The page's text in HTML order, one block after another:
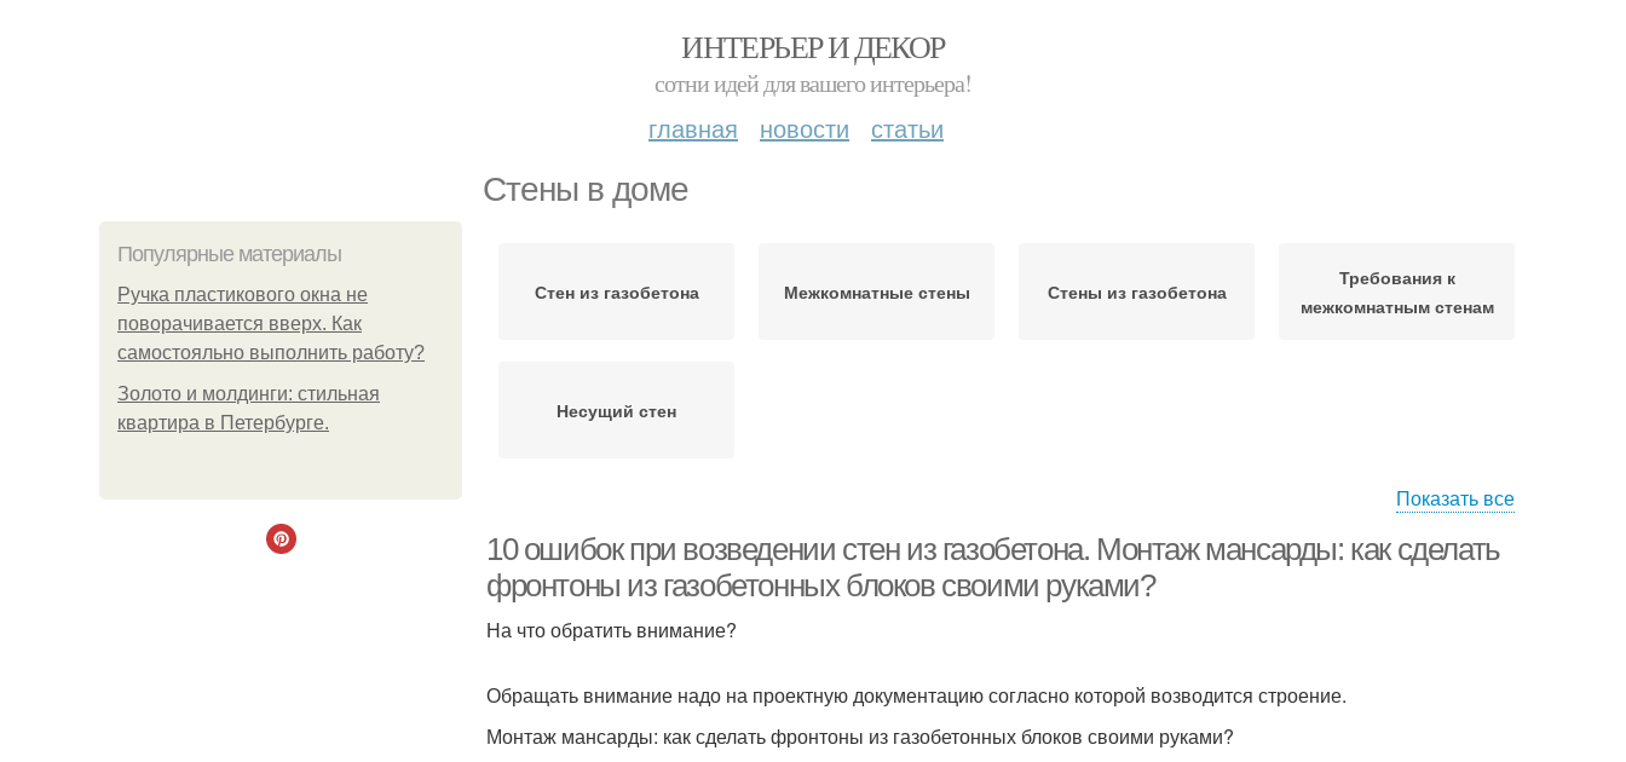
ИНТЕРЬЕР И ДЕКОР
сотни идей для вашего интерьера!
главная новости статьи
Стены в доме
Популярные материалы
Ручка пластикового окна не
поворачивается вверх. Как
самостояльно выполнить работу?
Золото и молдинги: стильная
квартира в Петербурге.
Стен из газобетона Межкомнатные стены Стены из газобетона
Требования к
межкомнатным стенам
Несущий стен
Показать все
10 ошибок при возведении стен из газобетона. Монтаж мансарды: как сделать
фронтоны из газобетонных блоков своими руками?
На что обратить внимание?
Обращать внимание надо на проектную документацию согласно которой возводится строение.
Монтаж мансарды: как сделать фронтоны из газобетонных блоков своими руками?